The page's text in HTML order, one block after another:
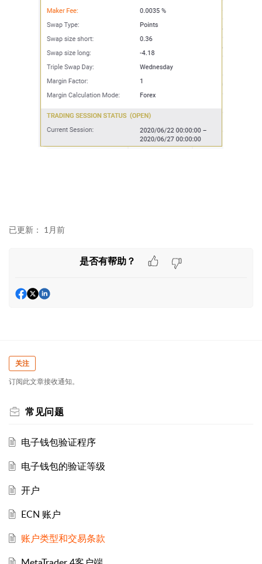
已更新： 1月前
是否有帮助？
关注
订阅此文章接收通知。
常见问题
电子钱包验证程序
电子钱包的验证等级
开户
ECN 账户
账户类型和交易条款